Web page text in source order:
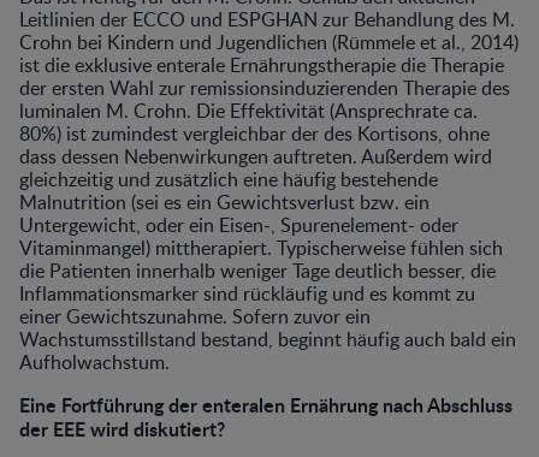
Leitlinien der ECCO und ESPGHAN zur Behandlung des M.
Crohn bei Kindern und Jugendlichen (Rümmele et al., 2014)
ist die exklusive enterale Ernährungstherapie die Therapie
der ersten Wahl zur remissionsinduzierenden Therapie des
luminalen M. Crohn. Die Effektivität (Ansprechrate ca.
80%) ist zumindest vergleichbar der des Kortisons, ohne
dass dessen Nebenwirkungen auftreten. Außerdem wird
gleichzeitig und zusätzlich eine häufig bestehende
Malnutrition (sei es ein Gewichtsverlust bzw. ein
Untergewicht, oder ein Eisen-, Spurenelement- oder
Vitaminmangel) mittherapiert. Typischerweise fühlen sich
die Patienten innerhalb weniger Tage deutlich besser, die
Inflammationsmarker sind rückläufig und es kommt zu
einer Gewichtszunahme. Sofern zuvor ein
Wachstumsstillstand bestand, beginnt häufig auch bald ein
Aufholwachstum.
Eine Fortführung der enteralen Ernährung nach Abschluss
der EEE wird diskutiert?